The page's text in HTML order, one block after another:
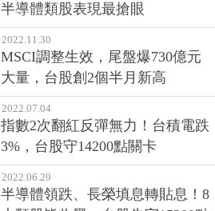
半導體類股表現最搶眼
2022.11.30
MSCI調整生效，尾盤爆730億元
大量，台股創2個半月新高
2022.07.04
指數2次翻紅反彈無力！台積電跌
3%，台股守14200點關卡
2022.06.29
半導體領跌、長榮填息轉貼息！8